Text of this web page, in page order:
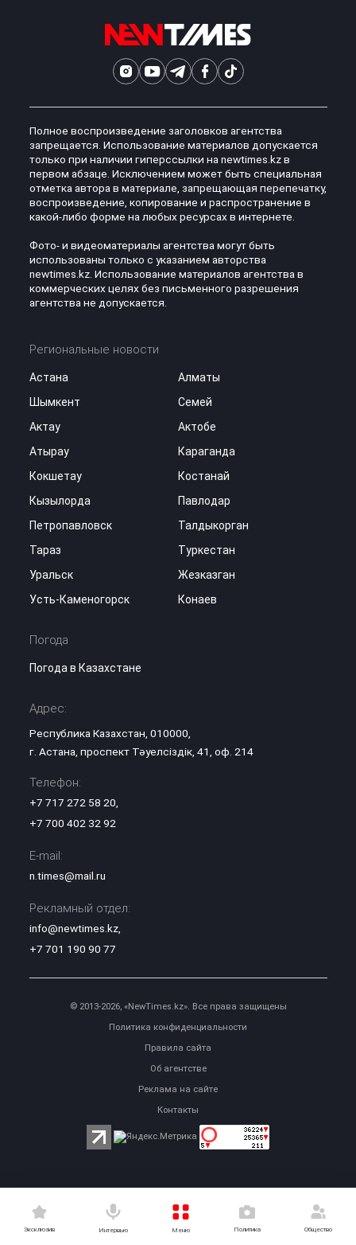
Эксклюзив Интервью Меню Политика Общество
Полное воспроизведение заголовков агентства
запрещается. Использование материалов допускается
только при наличии гиперссылки на newtimes.kz в
первом абзаце. Исключением может быть специальная
отметка автора в материале, запрещающая перепечатку,
воспроизведение, копирование и распространение в
какой-либо форме на любых ресурсах в интернете.
Фото- и видеоматериалы агентства могут быть
использованы только с указанием авторства
newtimes.kz. Использование материалов агентства в
коммерческих целях без письменного разрешения
агентства не допускается.
Региональные новости
Астана
Алматы
Шымкент
Семей
Актау
Актобе
Атырау
Караганда
Кокшетау
Костанай
Кызылорда
Павлодар
Петропавловск
Талдыкорган
Тараз
Туркестан
Уральск
Жезказган
Усть-Каменогорск
Конаев
Погода
Погода в Казахстане
Адрес:
Республика Казахстан, 010000,
г. Астана, проспект Тәуелсіздік, 41, оф. 214
Телефон:
+7 717 272 58 20
+7 700 402 32 92
E-mail:
n.times@mail.ru
Рекламный отдел:
info@newtimes.kz,
+7 701 190 90 77
© 2013-2026, «NewTimes.kz». Все права защищены
Политика конфиденциальности
Правила сайта
Об агентстве
Реклама на сайте
Контакты